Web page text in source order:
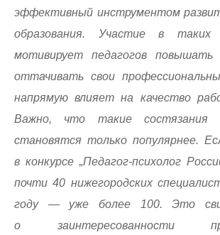
эффективный инструментом
образования. Участие в таких
мотивирует педагогов повышать
оттачивать свои
напрямую влияет на качество
Важно, что такие
становятся только популярнее.
в конкурсе „Педагог-психолог
почти 40 нижегородских
году — уже более 100. Это
о заинтересованности